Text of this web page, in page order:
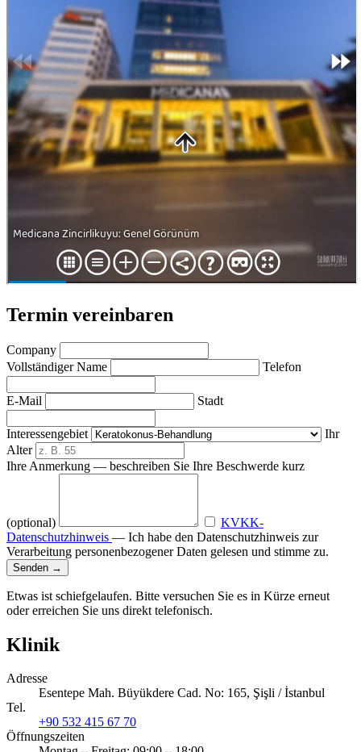
Termin vereinbaren
Company
Vollständiger Name
Telefon
E-Mail Stadt
Interessengebiet
Ihr
Alter
Ihre Anmerkung — beschreiben Sie Ihre Beschwerde kurz
(optional)
KVKK-
Datenschutzhinweis — Ich habe den Datenschutzhinweis zur
Verarbeitung personenbezogener Daten gelesen und stimme zu.
Senden →
Etwas ist schiefgelaufen. Bitte versuchen Sie es in Kürze erneut
oder erreichen Sie uns direkt telefonisch.
Klinik
Adresse
Esentepe Mah. Büyükdere Cad. No: 165, Şişli / İstanbul
Tel.
+90 532 415 67 70
Öffnungszeiten